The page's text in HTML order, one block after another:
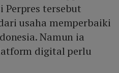
Perpres tersebut
usaha memperbaiki
Namun ia
digital perlu